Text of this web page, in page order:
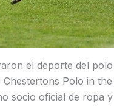
el deporte del
Polo in
socio oficial de ropa y